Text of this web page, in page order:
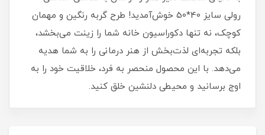
رولی سایز 40*50 خوش‌آمدید! طرح گربه رنگین و مهمان
کوچک، نه تنها دکوراسیون خانه شما را زینت می‌بخشد،
بلکه تجربه‌ای لذت‌بخش از هنر درمانی را به شما هدیه
می‌دهد. با این محصول منحصر به فرد، خلاقیت خود را به
اوج برسانید و محیطی دلنشین خلق کنید.